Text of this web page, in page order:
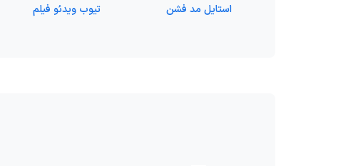
استایل مد فشن
تیوب ویدئو فیلم